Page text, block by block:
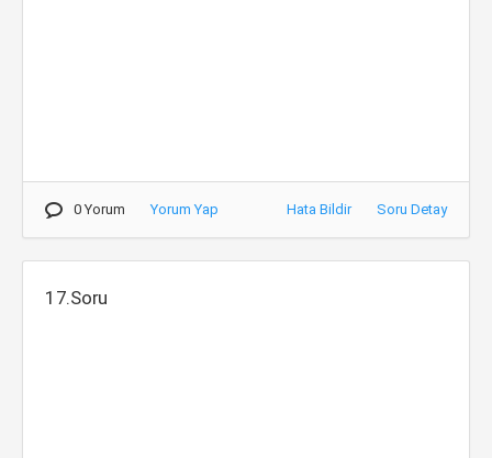
0 Yorum Yorum Yap Hata Bildir Soru Detay
17.Soru